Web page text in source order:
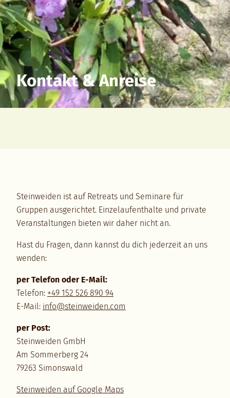
Kontakt & Anreise
Steinweiden ist auf Retreats und Seminare für
Gruppen ausgerichtet. Einzelaufenthalte und private
Veranstaltungen bieten wir daher nicht an.
Hast du Fragen, dann kannst du dich jederzeit an uns
wenden:
per Telefon oder E-Mail:
Telefon: +49 152 526 890 94
E-Mail: info@steinweiden.com
per Post:
Steinweiden GmbH
Am Sommerberg 24
79263 Simonswald
Steinweiden auf Google Maps